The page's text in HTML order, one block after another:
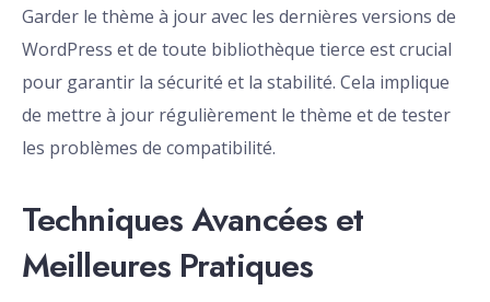
Garder le thème à jour avec les dernières versions de
WordPress et de toute bibliothèque tierce est crucial
pour garantir la sécurité et la stabilité. Cela implique
de mettre à jour régulièrement le thème et de tester
les problèmes de compatibilité.
Techniques Avancées et
Meilleures Pratiques